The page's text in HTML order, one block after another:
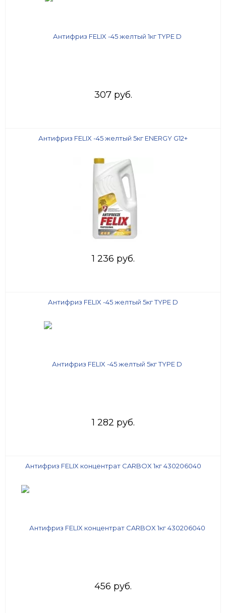
307 руб.
Антифриз FELIX -45 желтый 5кг ENERGY G12+
1 236 руб.
Антифриз FELIX -45 желтый 5кг TYPE D
1 282 руб.
Антифриз FELIX концентрат CARBOX 1кг 430206040
456 руб.